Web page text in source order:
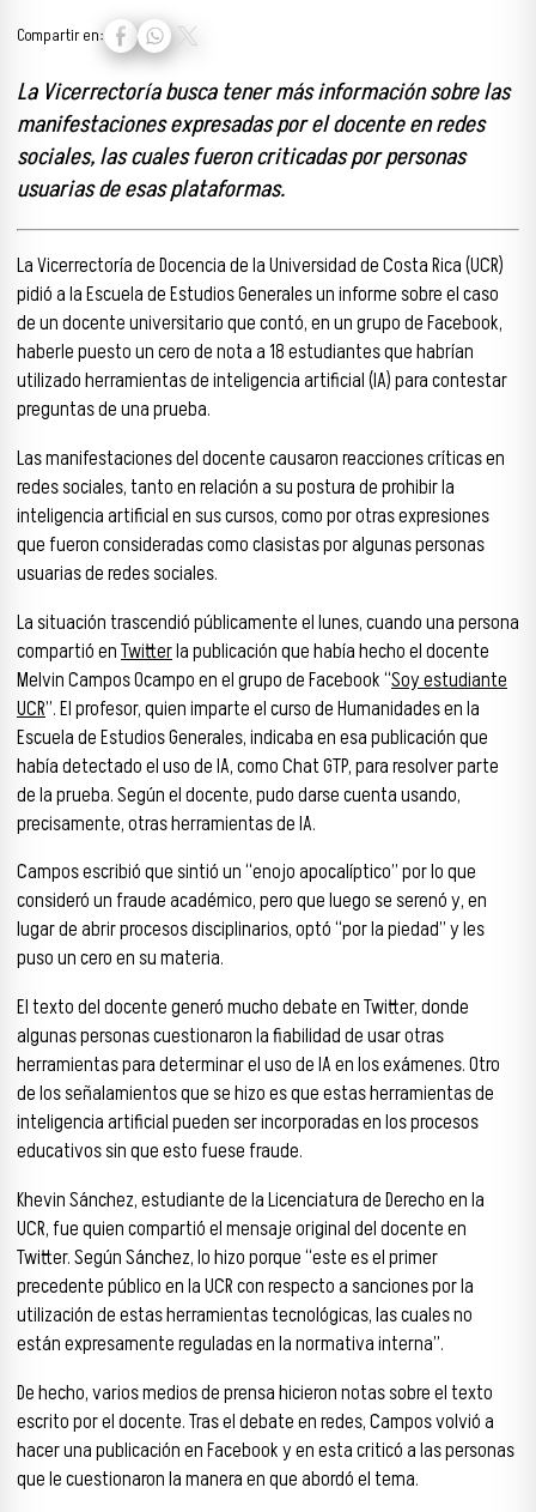
Compartir en:
La Vicerrectoría busca tener más información sobre las
manifestaciones expresadas por el docente en redes
sociales, las cuales fueron criticadas por personas
usuarias de esas plataformas.
La Vicerrectoría de Docencia de la Universidad de Costa Rica (UCR)
pidió a la Escuela de Estudios Generales un informe sobre el caso
de un docente universitario que contó, en un grupo de Facebook,
haberle puesto un cero de nota a 18 estudiantes que habrían
utilizado herramientas de inteligencia artificial (IA) para contestar
preguntas de una prueba.
Las manifestaciones del docente causaron reacciones críticas en
redes sociales, tanto en relación a su postura de prohibir la
inteligencia artificial en sus cursos, como por otras expresiones
que fueron consideradas como clasistas por algunas personas
usuarias de redes sociales.
La situación trascendió públicamente el lunes, cuando una persona
compartió enTwitterla publicación que había hecho el docente
Melvin Campos Ocampo en el grupo de Facebook “Soy estudiante
UCR”. El profesor, quien imparte el curso de Humanidades en la
Escuela de Estudios Generales, indicaba en esa publicación que
había detectado el uso de IA, como Chat GTP, para resolver parte
de la prueba. Según el docente, pudo darse cuenta usando,
precisamente, otras herramientas de IA.
Campos escribió que sintió un “enojo apocalíptico” por lo que
consideró un fraude académico, pero que luego se serenó y, en
lugar de abrir procesos disciplinarios, optó “por la piedad” y les
puso un cero en su materia.
El texto del docente generó mucho debate en Twitter, donde
algunas personas cuestionaron la fiabilidad de usar otras
herramientas para determinar el uso de IA en los exámenes. Otro
de los señalamientos que se hizo es que estas herramientas de
inteligencia artificial pueden ser incorporadas en los procesos
educativos sin que esto fuese fraude.
Khevin Sánchez, estudiante de la Licenciatura de Derecho en la
UCR, fue quien compartió el mensaje original del docente en
Twitter. Según Sánchez, lo hizo porque “este es el primer
precedente público en la UCR con respecto a sanciones por la
utilización de estas herramientas tecnológicas, las cuales no
están expresamente reguladas en la normativa interna”.
De hecho, varios medios de prensa hicieron notas sobre el texto
escrito por el docente. Tras el debate en redes, Campos volvió a
hacer una publicación en Facebook y en esta criticó a las personas
que le cuestionaron la manera en que abordó el tema.